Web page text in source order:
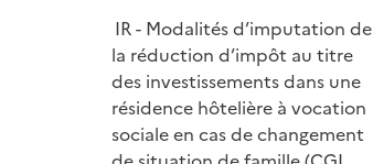
IR - Modalités d’imputation de
la réduction d’impôt au titre
des investissements dans une
résidence hôtelière à vocation
sociale en cas de changement